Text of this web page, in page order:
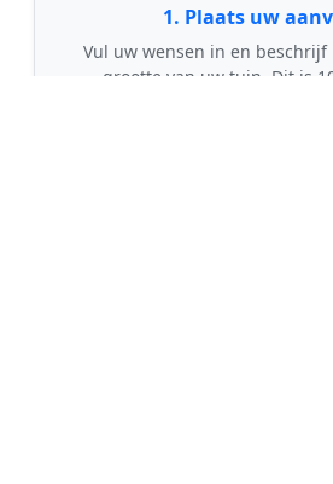
1. Plaats uw
Vul uw wensen in en beschrijf
grootte van uw tuin. Dit is